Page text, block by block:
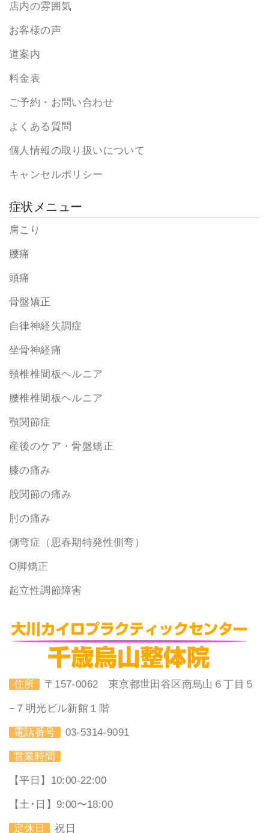
店内の雰囲気
お客様の声
道案内
料金表
ご予約・お問い合わせ
よくある質問
個人情報の取り扱いについて
キャンセルポリシー
症状メニュー
肩こり
腰痛
頭痛
骨盤矯正
自律神経失調症
坐骨神経痛
頸椎椎間板ヘルニア
腰椎椎間板ヘルニア
顎関節症
産後のケア・骨盤矯正
膝の痛み
股関節の痛み
肘の痛み
側弯症（思春期特発性側弯）
O脚矯正
起立性調節障害
住所 〒157-0062 東京都世田谷区南烏山６丁目５
−７明光ビル新館１階
電話番号 03-5314-9091
営業時間
【平日】10:00-22:00
【土･日】9:00〜18:00
定休日 祝日